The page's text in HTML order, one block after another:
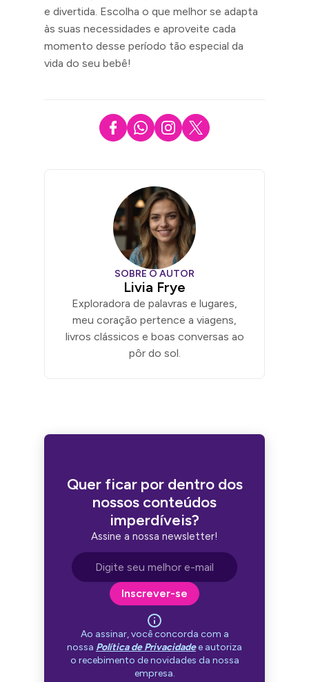
e divertida. Escolha o que melhor se adapta
às suas necessidades e aproveite cada
momento desse período tão especial da
vida do seu bebê!
SOBRE O AUTOR
Livia Frye
Exploradora de palavras e lugares,
meu coração pertence a viagens,
livros clássicos e boas conversas ao
pôr do sol.
Quer ficar por dentro dos
nossos conteúdos
imperdíveis?
Assine a nossa newsletter!
Endereço de e-mail
Inscrever-se
Ao assinar, você concorda com a
nossa Política de Privacidadee autoriza
o recebimento de novidades da nossa
empresa.